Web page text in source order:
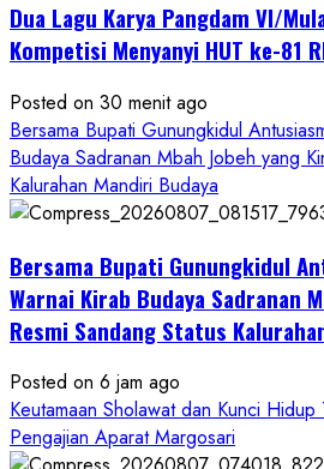
Dua Lagu Karya Pangdam VI/
Kompetisi Menyanyi HUT ke-81
Posted on 30 menit ago
Bersama Bupati Gunungkidul
Budaya Sadranan Mbah Jobeh yang
Kalurahan Mandiri Budaya
Bersama Bupati Gunungkidul
Warnai Kirab Budaya Sadranan
Resmi Sandang Status
Posted on 6 jam ago
Keutamaan Sholawat dan Kunci Hidup
Pengajian Aparat Margosari